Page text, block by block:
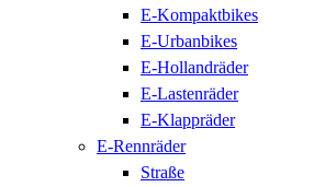
E-Kompaktbikes
E-Urbanbikes
E-Hollandräder
E-Lastenräder
E-Klappräder
E-Rennräder
Straße